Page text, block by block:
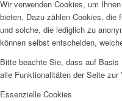
Wir verwenden Cookies, um
bieten. Dazu zählen Cookies, die
und solche, die lediglich zu
können selbst entscheiden,
Bitte beachte Sie, dass auf
alle Funktionalitäten der Seite zur
Essenzielle Cookies